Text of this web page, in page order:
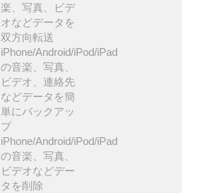
楽、写真、ビデ
オなどデータを
双方向転送
iPhone/Android/iPod/iPad
の音楽、写真、
ビデオ、連絡先
などデータを簡
単にバックアッ
プ
iPhone/Android/iPod/iPad
の音楽、写真、
ビデオなどデー
タを削除